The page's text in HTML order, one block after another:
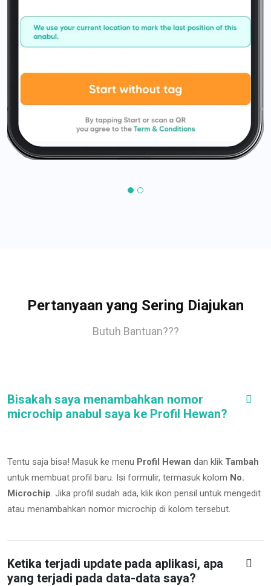
Pertanyaan yang Sering Diajukan
Butuh Bantuan???
Bisakah saya menambahkan nomor
microchip anabul saya ke Profil Hewan?
Tentu saja bisa! Masuk ke menu Profil Hewan dan klik Tambah
untuk membuat profil baru. Isi formulir, termasuk kolom No.
Microchip. Jika profil sudah ada, klik ikon pensil untuk mengedit
atau menambahkan nomor microchip di kolom tersebut.
Ketika terjadi update pada aplikasi, apa
yang terjadi pada data-data saya?